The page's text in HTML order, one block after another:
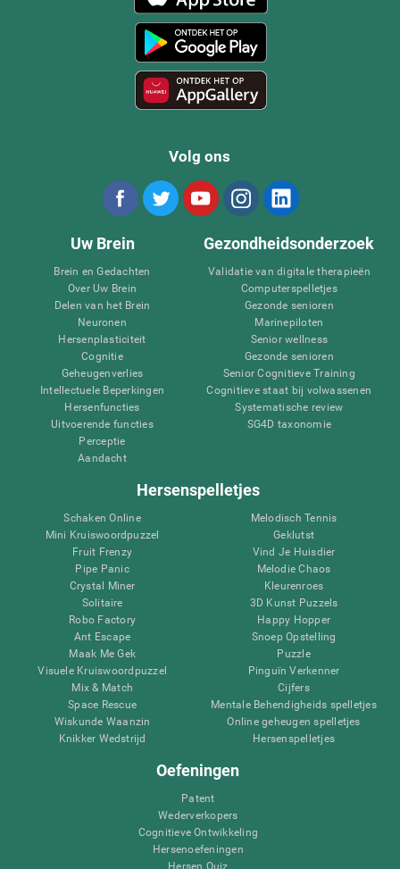
Volg ons
Uw Brein
Brein en Gedachten
Over Uw Brein
Delen van het Brein
Neuronen
Hersenplasticiteit
Cognitie
Geheugenverlies
Intellectuele Beperkingen
Hersenfuncties
Uitvoerende functies
Perceptie
Aandacht
Gezondheidsonderzoek
Validatie van digitale therapieën
Computerspelletjes
Gezonde senioren
Marinepiloten
Senior wellness
Gezonde senioren
Senior Cognitieve Training
Cognitieve staat bij volwassenen
Systematische review
SG4D taxonomie
Hersenspelletjes
Schaken Online
Mini Kruiswoordpuzzel
Fruit Frenzy
Pipe Panic
Crystal Miner
Solitaire
Robo Factory
Ant Escape
Maak Me Gek
Visuele Kruiswoordpuzzel
Mix & Match
Space Rescue
Wiskunde Waanzin
Knikker Wedstrijd
Melodisch Tennis
Geklutst
Vind Je Huisdier
Melodie Chaos
Kleurenroes
3D Kunst Puzzels
Happy Hopper
Snoep Opstelling
Puzzle
Pinguïn Verkenner
Cijfers
Mentale Behendigheids spelletjes
Online geheugen spelletjes
Hersenspelletjes
Oefeningen
Patent
Wederverkopers
Cognitieve Ontwikkeling
Hersenoefeningen
Hersen Quiz